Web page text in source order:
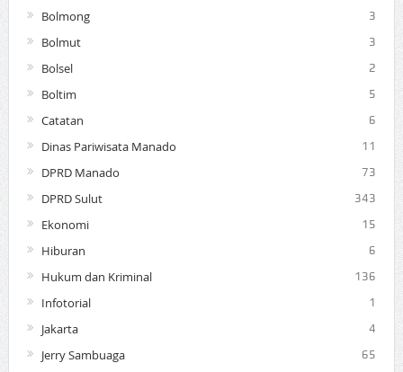
Bolmong 3
Bolmut 3
Bolsel 2
Boltim 5
Catatan 6
Dinas Pariwisata Manado 11
DPRD Manado 73
DPRD Sulut 343
Ekonomi 15
Hiburan 6
Hukum dan Kriminal 136
Infotorial 1
Jakarta 4
Jerry Sambuaga 65